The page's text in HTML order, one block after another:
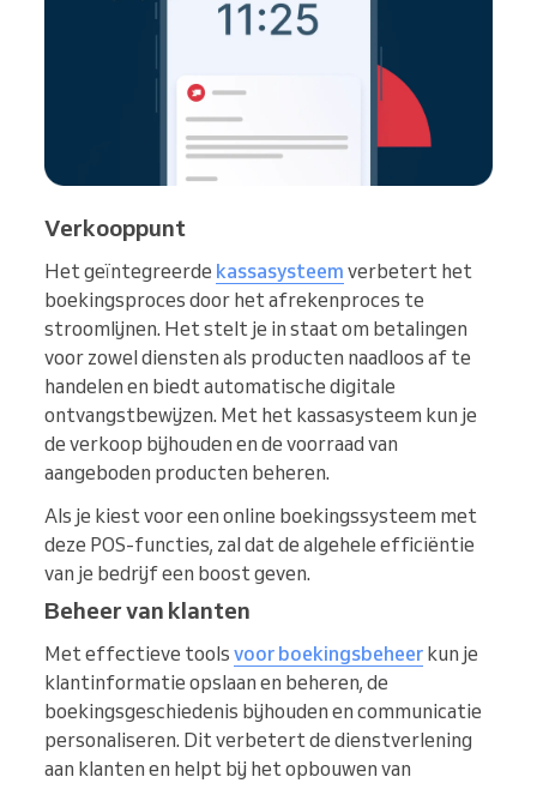
Verkooppunt
Het geïntegreerde kassasysteem verbetert het
boekingsproces door het afrekenproces te
stroomlijnen. Het stelt je in staat om betalingen
voor zowel diensten als producten naadloos af te
handelen en biedt automatische digitale
ontvangstbewijzen. Met het kassasysteem kun je
de verkoop bijhouden en de voorraad van
aangeboden producten beheren.
Als je kiest voor een online boekingssysteem met
deze POS-functies, zal dat de algehele efficiëntie
van je bedrijf een boost geven.
Beheer van klanten
Met effectieve tools voor boekingsbeheer kun je
klantinformatie opslaan en beheren, de
boekingsgeschiedenis bijhouden en communicatie
personaliseren. Dit verbetert de dienstverlening
aan klanten en helpt bij het opbouwen van